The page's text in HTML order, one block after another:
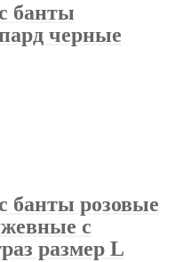
банты
черные
банты розовые
с
размер L